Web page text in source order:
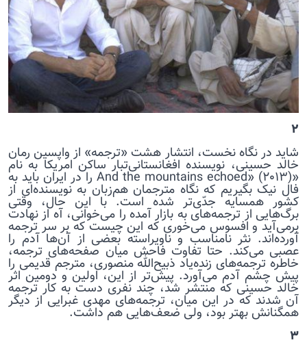
۲
شاید در نگاه نخست، انتشار هشت «ترجمه» از واپسین رمان
خالد حسینی، نویسنده افغانستانی‌تبار ساکن امریکا به نام
«And the mountains echoed» (۲۰۱۳) را در ایران باید به
فال نیک بگیریم که نگاه مترجمان هم‌زبان به نویسنده‌ای از
کشور همسایه جدّی‌تر شده است. با این حال، وقتی
برگ‌هایی از ترجمه‌های به بازار آمده را می‌خوانی، آه از نهادت
برمی‌آید و افسوس می‌خوری که این چیست که بر سر ترجمه
آورده‌اند. نثر نامناسب و ناویراسته بعضی از آن‌ها آدم را
عصبی می‌کند. حتا تفاوت فاحش میان صفحه‌های ترجمه،
خاطره ترجمه‌های زنده‌یاد ذبیح‌الله منصوری، مترجم قدیمی را
پیش چشم آدم می‌آورد. پیش‌تر از این، اولین و دومین اثر
خالد حسینی که منتشر شد، چند نفری دست به کار ترجمه
آن شدند که در این میان، ترجمه‌های مهدی غبرایی از دیگر
همگنانش بهتر بود، ولی ضعف‌هایی هم داشت.
۳